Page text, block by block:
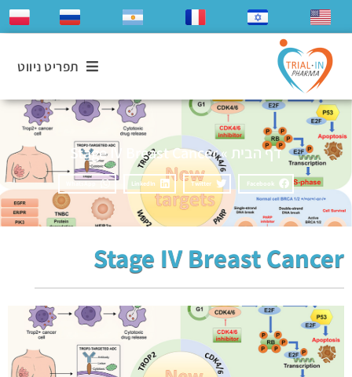
תפריט ניווט
דף הבית »
Stage IV Breast Cancer
Facebook
Twitter
LinkedIn
Stage IV Breast Cancer